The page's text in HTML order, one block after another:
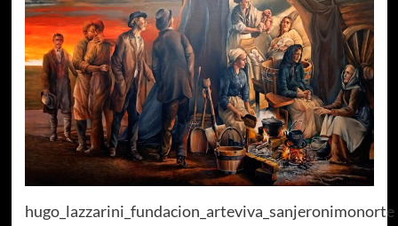
hugo_lazzarini_fundacion_arteviva_sanjeronimonorte